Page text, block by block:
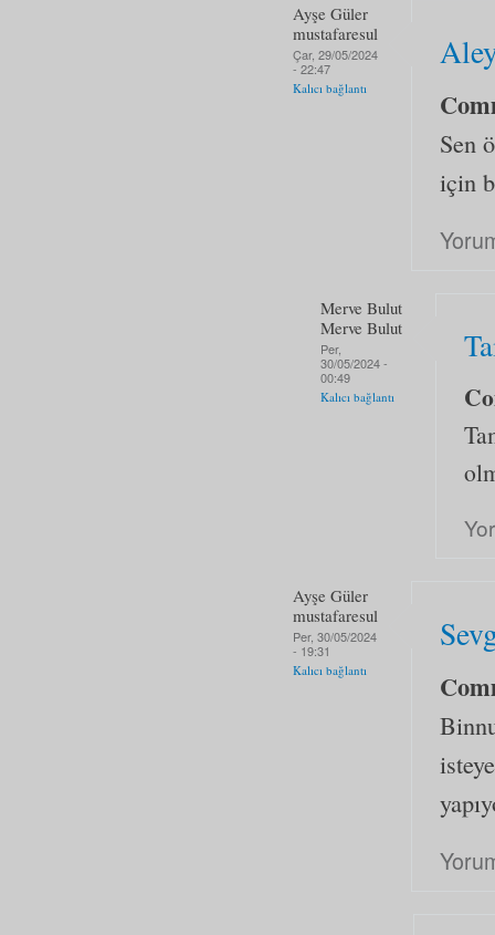
Ayşe Güler
mustafaresul
Çar, 29/05/2024
- 22:47
Kalıcı bağlantı
Sen
için
Merve Bulut
Merve Bulut
Per,
30/05/2024 -
00:49
Kalıcı bağlantı
Ayşe Güler
mustafaresul
Per, 30/05/2024
- 19:31
Kalıcı bağlantı